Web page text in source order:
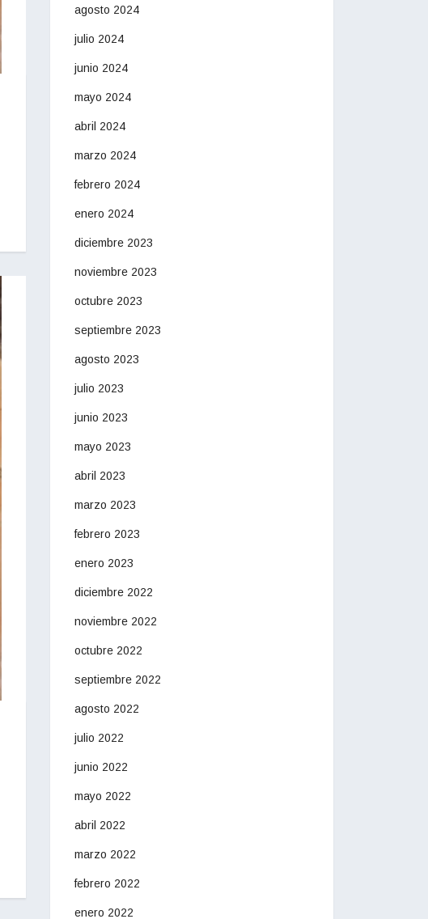
agosto 2024
julio 2024
junio 2024
mayo 2024
abril 2024
marzo 2024
febrero 2024
enero 2024
diciembre 2023
noviembre 2023
octubre 2023
septiembre 2023
agosto 2023
julio 2023
junio 2023
mayo 2023
abril 2023
marzo 2023
febrero 2023
enero 2023
diciembre 2022
noviembre 2022
octubre 2022
septiembre 2022
agosto 2022
julio 2022
junio 2022
mayo 2022
abril 2022
marzo 2022
febrero 2022
enero 2022